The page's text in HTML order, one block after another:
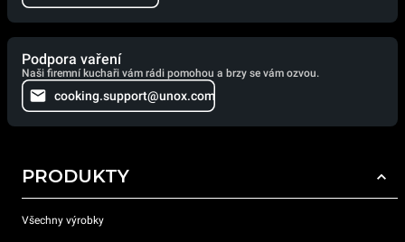
Podpora vaření
Naši firemní kuchaři vám rádi pomohou a brzy se vám ozvou.
cooking.support@unox.com
PRODUKTY
Všechny výrobky